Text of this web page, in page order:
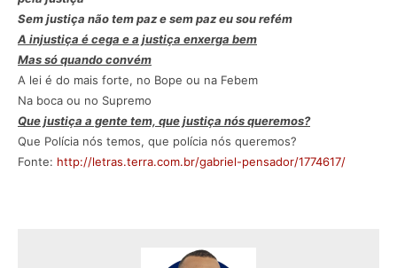
Sem justiça não tem paz e sem paz eu sou refém
A injustiça é cega e a justiça enxerga bem
Mas só quando convém
A lei é do mais forte, no Bope ou na Febem
Na boca ou no Supremo
Que justiça a gente tem, que justiça nós queremos?
Que Polícia nós temos, que polícia nós queremos?
Fonte: http://letras.terra.com.br/gabriel-pensador/1774617/